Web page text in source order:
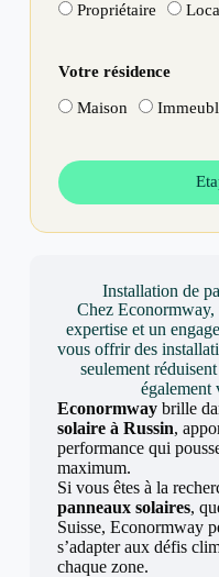
Propriétaire
Votre résidence
Maison
Installation de
Chez
expertise et un
vous offrir des
seulement
également
Econormwaybrille
solaire à Russin,
performance qui
maximum.
Si vous êtes à la
panneaux solaires,
Suisse, Econormway
s’adapter aux défis
chaque zone.